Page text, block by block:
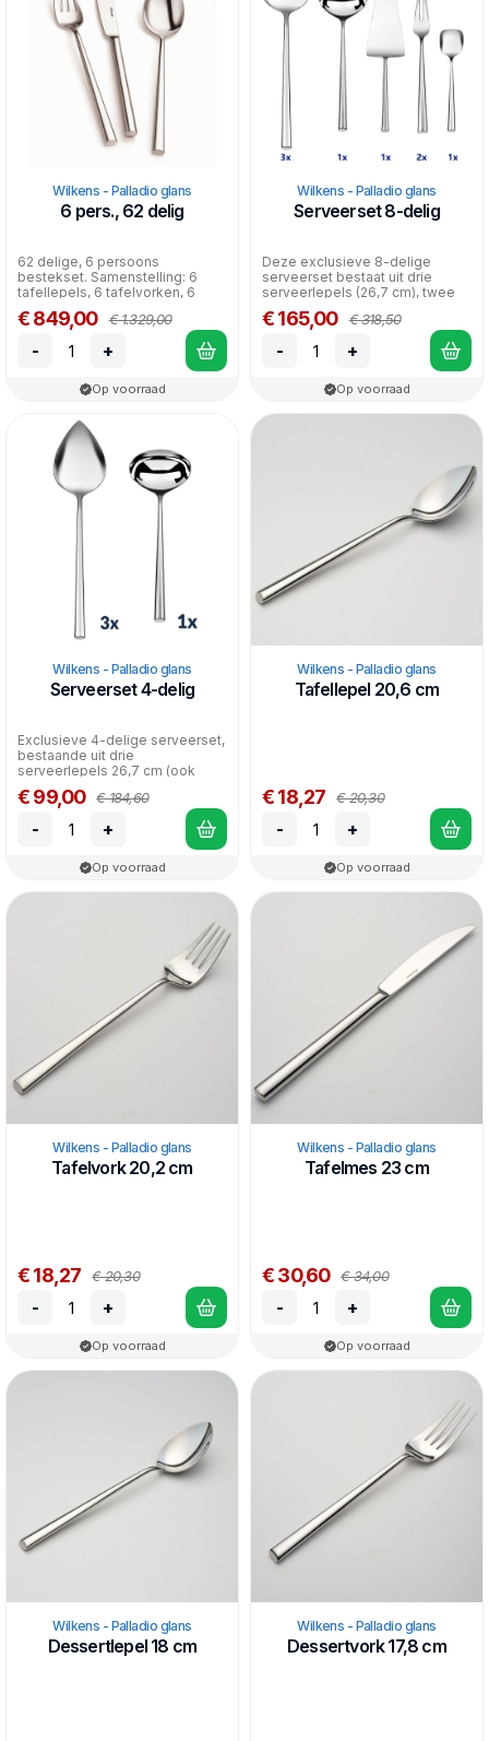
Wilkens - Palladio glans
6 pers., 62 delig
62 delige, 6 persoons
bestekset. Samenstelling: 6
tafellepels, 6 tafelvorken, 6
tafelmessen, 6 dessertlep...
€ 849,00 € 1.329,00
- +
Op voorraad
Wilkens - Palladio glans
Serveerset 8-delig
Deze exclusieve 8-delige
serveerset bestaat uit drie
serveerlepels (26,7 cm), twee
serveervorkjes (18,2 c...
€ 165,00 € 318,50
- +
Op voorraad
Wilkens - Palladio glans
Serveerset 4-delig
Exclusieve 4-delige serveerset,
bestaande uit drie
serveerlepels 26,7 cm (ook
perfect voor salade!) en ee...
€ 99,00 € 184,60
- +
Op voorraad
Wilkens - Palladio glans
Tafellepel 20,6 cm
€ 18,27 € 20,30
- +
Op voorraad
Wilkens - Palladio glans
Tafelvork 20,2 cm
€ 18,27 € 20,30
- +
Op voorraad
Wilkens - Palladio glans
Tafelmes 23 cm
€ 30,60 € 34,00
- +
Op voorraad
Wilkens - Palladio glans
Dessertlepel 18 cm
Wilkens - Palladio glans
Dessertvork 17,8 cm